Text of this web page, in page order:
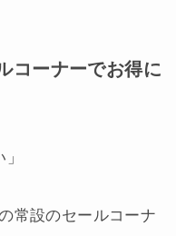
コーナーでお得に
常設のセールコーナ